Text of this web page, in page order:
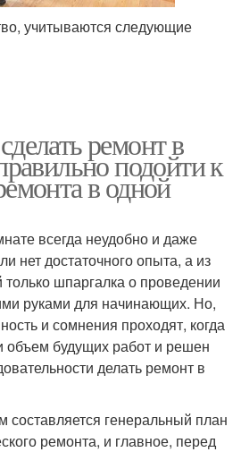
учитываются следующие
ремонт в
подойти к
в одной
всегда неудобно и даже
нет достаточного опыта, а из
шпаргалка о проведении
руками для начинающих. Но,
и сомнения проходят, когда
объем будущих работ и решен
делать ремонт в
генеральный план
ремонта, и главное, перед